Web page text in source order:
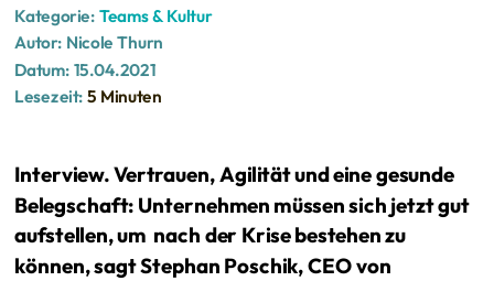
Kategorie: Teams & Kultur
Autor: Nicole Thurn
Datum: 15.04.2021
Lesezeit: 5 Minuten
Interview. Vertrauen, Agilität und eine gesunde
Belegschaft: Unternehmen müssen sich jetzt gut
aufstellen, um nach der Krise bestehen zu
können, sagt Stephan Poschik, CEO von